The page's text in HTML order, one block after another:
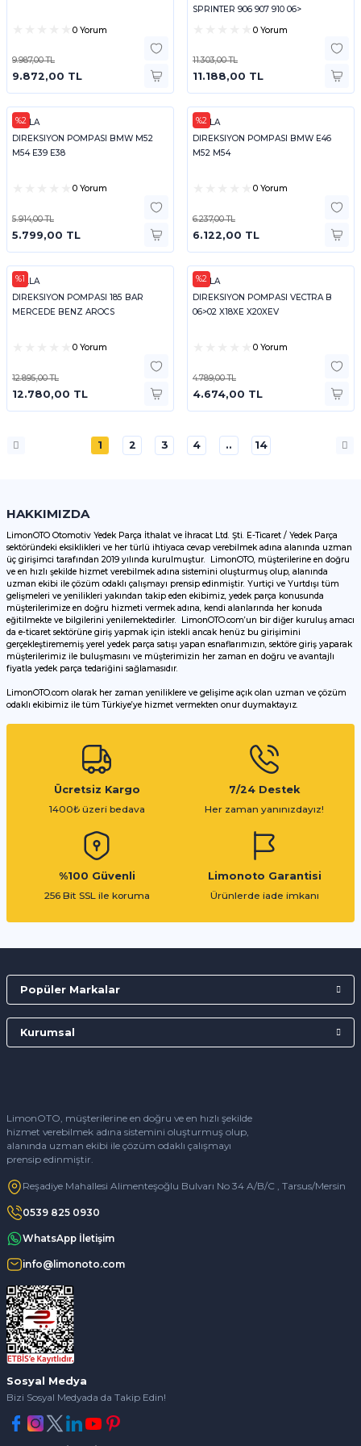
0 Yorum
9.987,00 TL
9.872,00 TL
SPRINTER 906 907 910 06>
0 Yorum
11.303,00 TL
11.188,00 TL
%2
HELLA
DIREKSIYON POMPASI BMW M52
M54 E39 E38
0 Yorum
5.914,00 TL
5.799,00 TL
%2
HELLA
DIREKSIYON POMPASI BMW E46
M52 M54
0 Yorum
6.237,00 TL
6.122,00 TL
%1
HELLA
DIREKSIYON POMPASI 185 BAR
MERCEDE BENZ AROCS
0 Yorum
12.895,00 TL
12.780,00 TL
%2
HELLA
DIREKSIYON POMPASI VECTRA B
06>02 X18XE X20XEV
0 Yorum
4.789,00 TL
4.674,00 TL
1 2 3 4 .. 14
HAKKIMIZDA
LimonOTO Otomotiv Yedek Parça İthalat ve İhracat Ltd. Şti. E-Ticaret / Yedek Parça
sektöründeki eksiklikleri ve her türlü ihtiyaca cevap verebilmek adına alanında uzman
üç girişimci tarafından 2019 yılında kurulmuştur. LimonOTO, müşterilerine en doğru
ve en hızlı şekilde hizmet verebilmek adına sistemini oluşturmuş olup, alanında
uzman ekibi ile çözüm odaklı çalışmayı prensip edinmiştir. Yurtiçi ve Yurtdışı tüm
gelişmeleri ve yenilikleri yakından takip eden ekibimiz, yedek parça konusunda
müşterilerimize en doğru hizmeti vermek adına, kendi alanlarında her konuda
eğitilmekte ve bilgilerini yenilemektedirler. LimonOTO.com’un bir diğer kuruluş amacı
da e-ticaret sektörüne giriş yapmak için istekli ancak henüz bu girişimini
gerçekleştirememiş yerel yedek parça satışı yapan esnaflarımızın, sektöre giriş yaparak
müşterilerimiz ile buluşmasını ve müşterimizin her zaman en doğru ve avantajlı
fiyatla yedek parça tedariğini sağlamasıdır.
LimonOTO.com olarak her zaman yeniliklere ve gelişime açık olan uzman ve çözüm
odaklı ekibimiz ile tüm Türkiye’ye hizmet vermekten onur duymaktayız.
Ücretsiz Kargo
1400₺ üzeri bedava
7/24 Destek
Her zaman yanınızdayız!
%100 Güvenli
256 Bit SSL ile koruma
Limonoto Garantisi
Ürünlerde iade imkanı
LimonOTO, müşterilerine en doğru ve en hızlı şekilde
hizmet verebilmek adına sistemini oluşturmuş olup,
alanında uzman ekibi ile çözüm odaklı çalışmayı
prensip edinmiştir.
Reşadiye Mahallesi Alimenteşoğlu Bulvarı No 34 A/B/C , Tarsus/Mersin
0539 825 0930
WhatsApp İletişim
info@limonoto.com
Popüler Markalar
Kurumsal
Sosyal Medya
Bizi Sosyal Medyada da Takip Edin!